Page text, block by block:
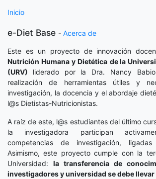
Inicio
e-Diet Base - Acerca de
Este es un proyecto de innovación
Nutrición Humana y Dietética de la
(URV) liderado por la Dra. Nancy
realización de herramientas útiles y
investigación, la docencia y el abordaje
l@s Dietistas-Nutricionistas.
A raíz de este, l@s estudiantes del último
la investigadora participan
competencias de investigación,
Asimismo, este proyecto cumple con la
Universidad: la transferencia de
investigadores y universidad se debe llevar